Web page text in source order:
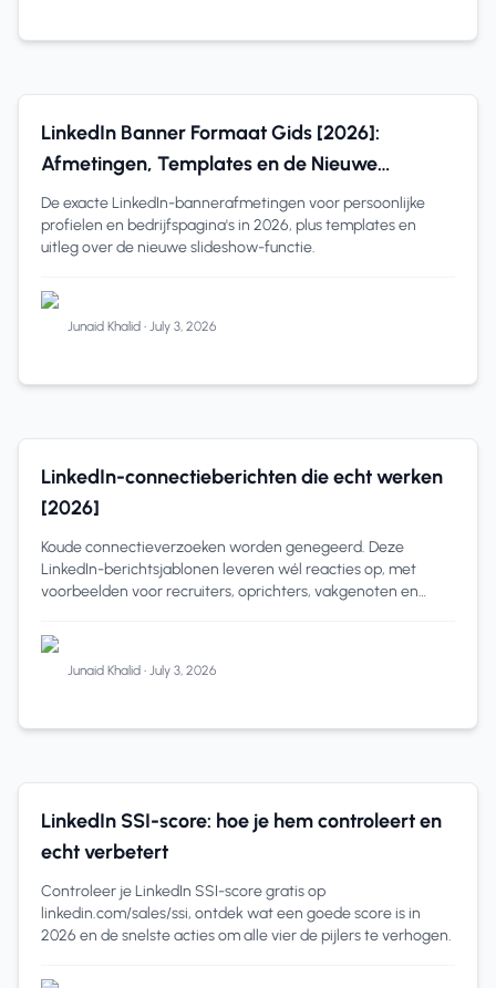
LinkedIn Tips
LinkedIn Banner Formaat Gids [2026]:
Afmetingen, Templates en de Nieuwe
Slideshow-functie
De exacte LinkedIn-bannerafmetingen voor persoonlijke
profielen en bedrijfspagina's in 2026, plus templates en
uitleg over de nieuwe slideshow-functie.
Junaid Khalid • July 3, 2026
LinkedIn Tips 11 min read
LinkedIn-connectieberichten die echt werken
[2026]
Koude connectieverzoeken worden genegeerd. Deze
LinkedIn-berichtsjablonen leveren wél reacties op, met
voorbeelden voor recruiters, oprichters, vakgenoten en
Junaid Khalid • July 3, 2026
linkedin ssi score 12 min read
LinkedIn SSI-score: hoe je hem controleert en
echt verbetert
Controleer je LinkedIn SSI-score gratis op
linkedin.com/sales/ssi, ontdek wat een goede score is in
2026 en de snelste acties om alle vier de pijlers te verhogen.